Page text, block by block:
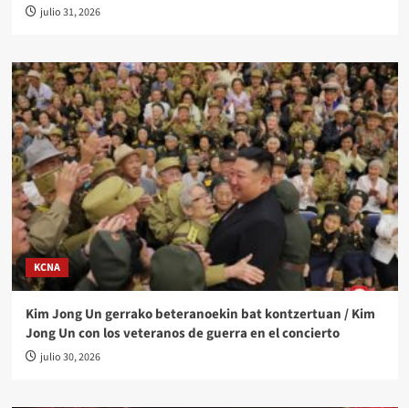
julio 31, 2026
KCNA
Kim Jong Un gerrako beteranoekin bat kontzertuan / Kim
Jong Un con los veteranos de guerra en el concierto
julio 30, 2026